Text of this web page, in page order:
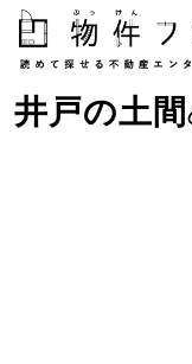
井戸の土間